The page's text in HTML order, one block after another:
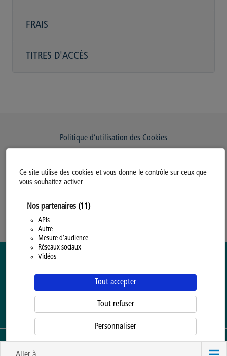
Ce site utilise des cookies et vous donne le contrôle sur ceux que
vous souhaitez activer
Nos partenaires (11)
APIs
Autre
Mesure d'audience
Réseaux sociaux
Vidéos
Tout accepter
Tout refuser
Personnaliser
FRAIS
TITRES D'ACCÈS
Politique d’utilisation des Cookies
Politique Générale de Confidentialité
ENSEIGNEMENT SUPÉRIEUR ORGANISÉ PAR LAPROVINCE DE HAINAUT